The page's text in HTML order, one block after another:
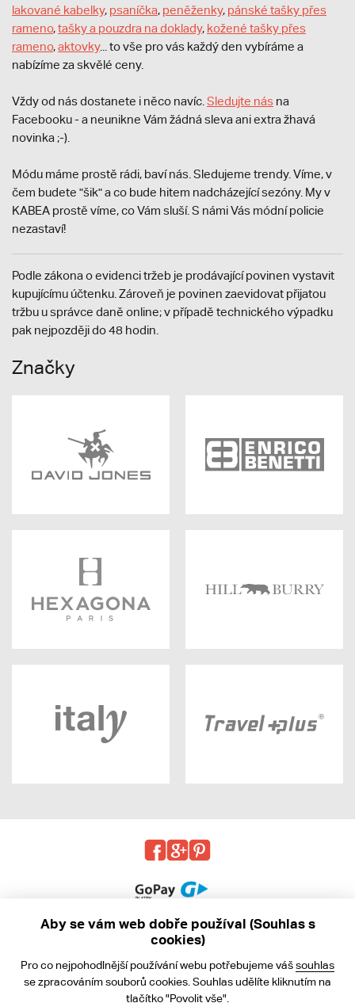
lakované kabelky, psaníčka, peněženky, pánské tašky přes
rameno,tašky a pouzdra na doklady, kožené tašky přes
rameno,aktovky... to vše pro vás každý den vybíráme a
nabízíme za skvělé ceny.
Vždy od nás dostanete i něco navíc. Sledujte nás na
Facebooku - a neunikne Vám žádná sleva ani extra žhavá
novinka ;-).
Módu máme prostě rádi, baví nás. Sledujeme trendy. Víme, v
čem budete "šik" a co bude hitem nadcházející sezóny. My v
KABEA prostě víme, co Vám sluší. S námi Vás módní policie
nezastaví!
Podle zákona o evidenci tržeb je prodávající povinen vystavit
kupujícímu účtenku. Zároveň je povinen zaevidovat přijatou
tržbu u správce daně online; v případě technického výpadku
pak nejpozději do 48 hodin.
Značky
Obchodní podmínky
Aby se vám web dobře používal (Souhlas s
cookies)
Pro co nejpohodlnější používání webu potřebujeme vášsouhlas
se zpracováním souborů cookies. Souhlas udělíte kliknutím na
tlačítko "Povolit vše".